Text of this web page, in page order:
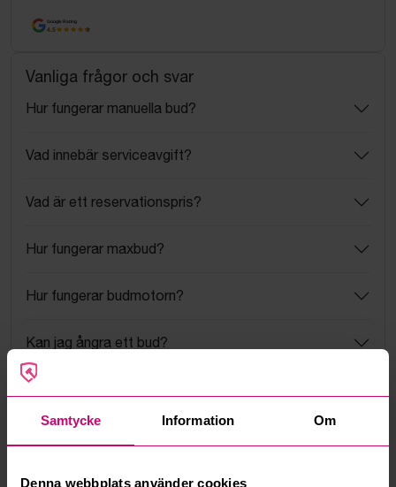
Samtycke Information Om
Denna webbplats använder cookies
Google Rating
4.5
Vanliga frågor och svar
Hur fungerar manuella bud?
Vad innebär serviceavgift?
Vad är ett reservationspris?
Hur fungerar maxbud?
Hur fungerar budmotorn?
Kan jag ångra ett bud?